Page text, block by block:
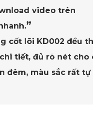
Ưu Cho Sức Khỏe
thông thường, thảm
Như Mới
máy hút bụi là bạn có
video trên
”
cốt lõi KD002 đều
tiết, đủ rõ nét cho
đêm, màu sắc rất tự